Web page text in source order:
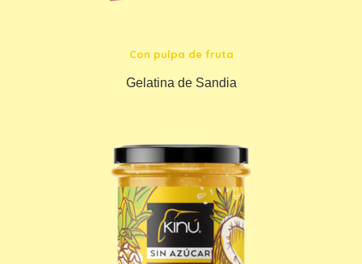
Con pulpa de fruta
Gelatina de Sandia